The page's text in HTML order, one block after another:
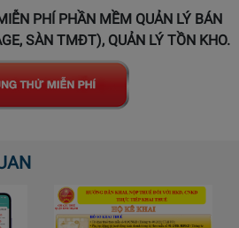
PHÍ PHẦN MỀM QUẢN LÝ BÁN
SÀN TMĐT), QUẢN LÝ TỒN KHO.